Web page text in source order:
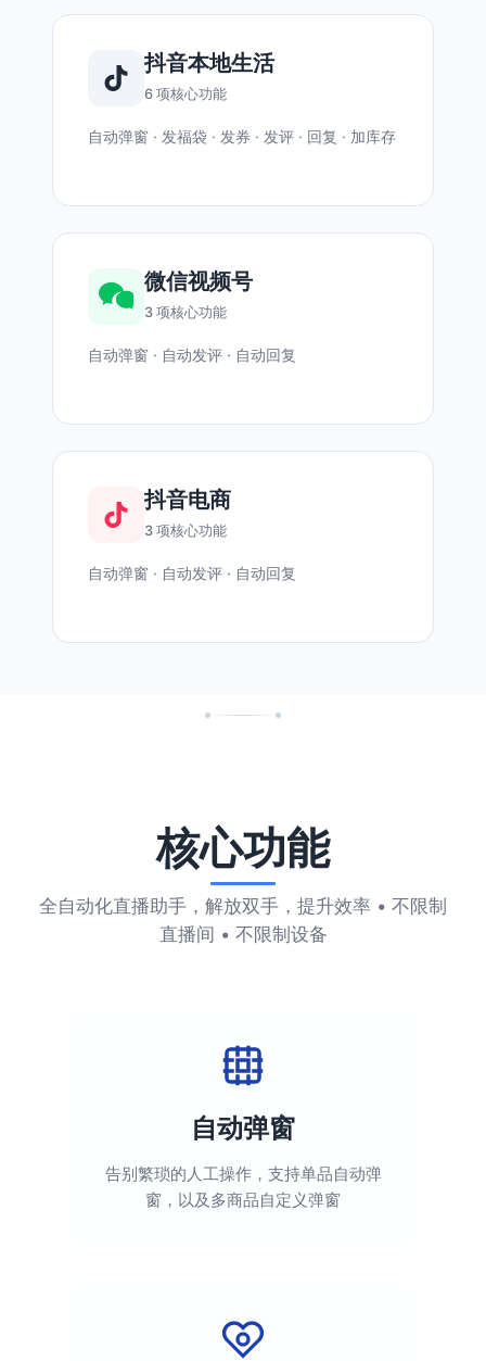
抖音本地生活
6 项核心功能
自动弹窗 · 发福袋 · 发券 · 发评 · 回复 · 加库存
微信视频号
3 项核心功能
自动弹窗 · 自动发评 · 自动回复
抖音电商
3 项核心功能
自动弹窗 · 自动发评 · 自动回复
核心功能
全自动化直播助手，解放双手，提升效率 • 不限制
直播间 • 不限制设备
自动弹窗
告别繁琐的人工操作，支持单品自动弹
窗，以及多商品自定义弹窗